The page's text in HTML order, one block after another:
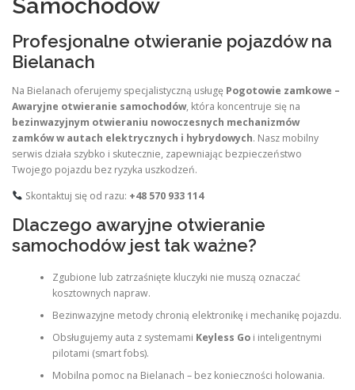
Samochodów
Profesjonalne otwieranie pojazdów na
Bielanach
Na Bielanach oferujemy specjalistyczną usługę Pogotowie zamkowe –
Awaryjne otwieranie samochodów, która koncentruje się na
bezinwazyjnym otwieraniu nowoczesnych mechanizmów
zamków w autach elektrycznych i hybrydowych. Nasz mobilny
serwis działa szybko i skutecznie, zapewniając bezpieczeństwo
Twojego pojazdu bez ryzyka uszkodzeń.
Skontaktuj się od razu: +48 570 933 114
Dlaczego awaryjne otwieranie
samochodów jest tak ważne?
Zgubione lub zatrzaśnięte kluczyki nie muszą oznaczać
kosztownych napraw.
Bezinwazyjne metody chronią elektronikę i mechanikę pojazdu.
Obsługujemy auta z systemami Keyless Goi inteligentnymi
pilotami (smart fobs).
Mobilna pomoc na Bielanach – bez konieczności holowania.